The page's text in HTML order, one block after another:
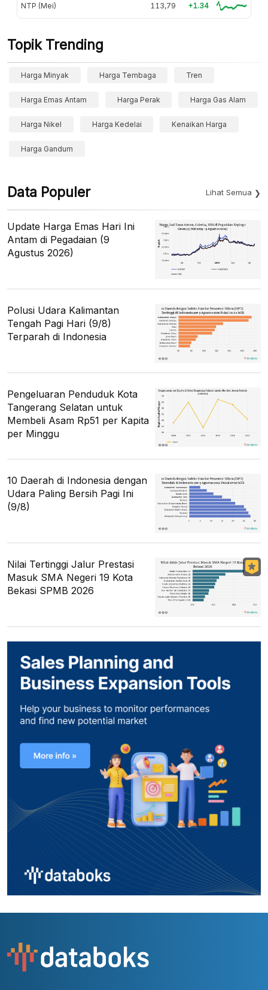
NTP (Mei) 113,79 +1.34
Topik Trending
Harga Minyak Harga Tembaga Tren
Harga Emas Antam Harga Perak Harga Gas Alam
Harga Nikel Harga Kedelai Kenaikan Harga
Harga Gandum
Data Populer Lihat Semua
Update Harga Emas Hari Ini
Antam di Pegadaian (9
Agustus 2026)
Polusi Udara Kalimantan
Tengah Pagi Hari (9/8)
Terparah di Indonesia
Pengeluaran Penduduk Kota
Tangerang Selatan untuk
Membeli Asam Rp51 per Kapita
per Minggu
10 Daerah di Indonesia dengan
Udara Paling Bersih Pagi Ini
(9/8)
Nilai Tertinggi Jalur Prestasi
Masuk SMA Negeri 19 Kota
Bekasi SPMB 2026